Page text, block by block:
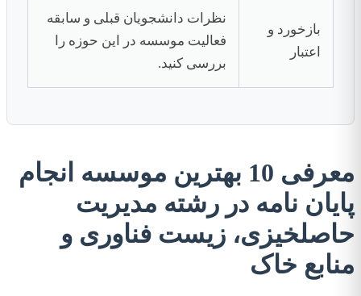
بازخورد و
اعتبار
نظرات دانشجویان قبلی و سابقه
فعالیت موسسه در این حوزه را
بررسی کنید.
معرفی 10 بهترین موسسه انجام
پایان نامه در رشته مدیریت
حاصلخیزی، زیست فناوری و
منابع خاک